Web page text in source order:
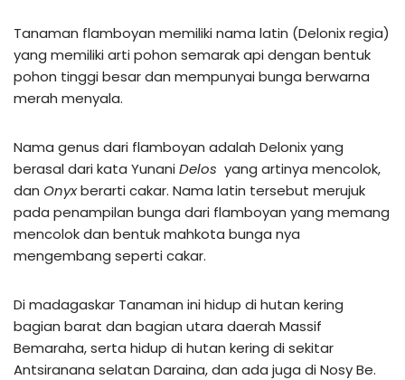
Tanaman flamboyan memiliki nama latin (Delonix regia)
yang memiliki arti pohon semarak api dengan bentuk
pohon tinggi besar dan mempunyai bunga berwarna
merah menyala.
Nama genus dari flamboyan adalah Delonix yang
berasal dari kata YunaniDelos yang artinya mencolok,
dan Onyxberarti cakar. Nama latin tersebut merujuk
pada penampilan bunga dari flamboyan yang memang
mencolok dan bentuk mahkota bunga nya
mengembang seperti cakar.
Di madagaskar Tanaman ini hidup di hutan kering
bagian barat dan bagian utara daerah Massif
Bemaraha, serta hidup di hutan kering di sekitar
Antsiranana selatan Daraina, dan ada juga di Nosy Be.